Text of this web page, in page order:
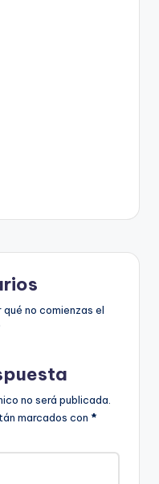
no comienzas el
no será publicada.
marcados con *